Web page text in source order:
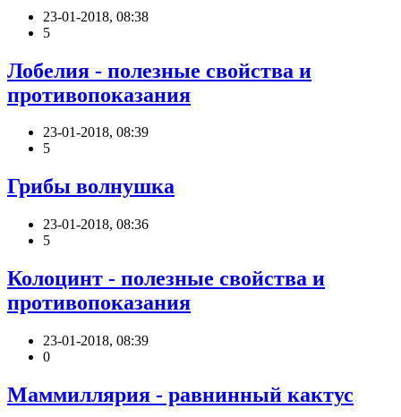
23-01-2018, 08:38
5
Лобелия - полезные свойства и
противопоказания
23-01-2018, 08:39
5
Грибы волнушка
23-01-2018, 08:36
5
Колоцинт - полезные свойства и
противопоказания
23-01-2018, 08:39
0
Маммиллярия - равнинный кактус